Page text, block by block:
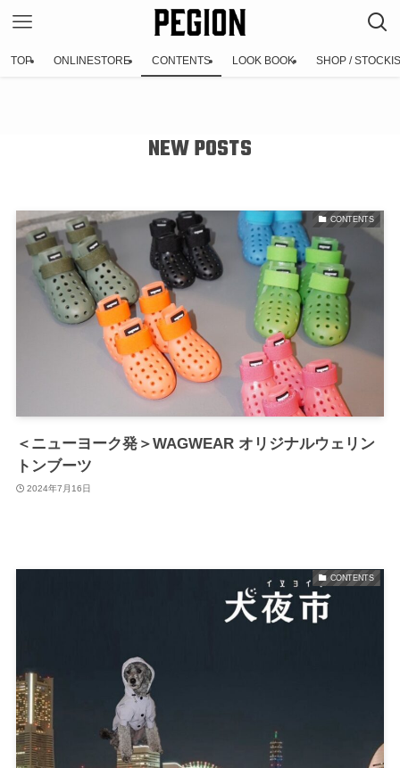
TOP ONLINESTORE CONTENTS LOOK BOOK SHOP /
NEW POSTS
CONTENTS
＜ニューヨーク発＞WAGWEAR オリジナルウェリン
トンブーツ
2024年7月16日
CONTENTS